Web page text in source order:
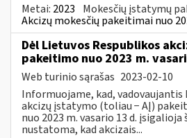
Metai: 2023 Mokesčių įstatymų
Akcizų mokesčių pakeitimai nuo
Dėl Lietuvos Respublikos
pakeitimo nuo 2023 m.
Web turinio sąrašas 2023-02-10
Informuojame, kad, vadovaujantis
akcizų įstatymo (toliau − AĮ)
nuo 2023 m. vasario 13 d.
nustatoma, kad akcizais...